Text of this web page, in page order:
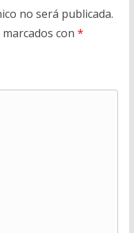
no será publicada.
con *